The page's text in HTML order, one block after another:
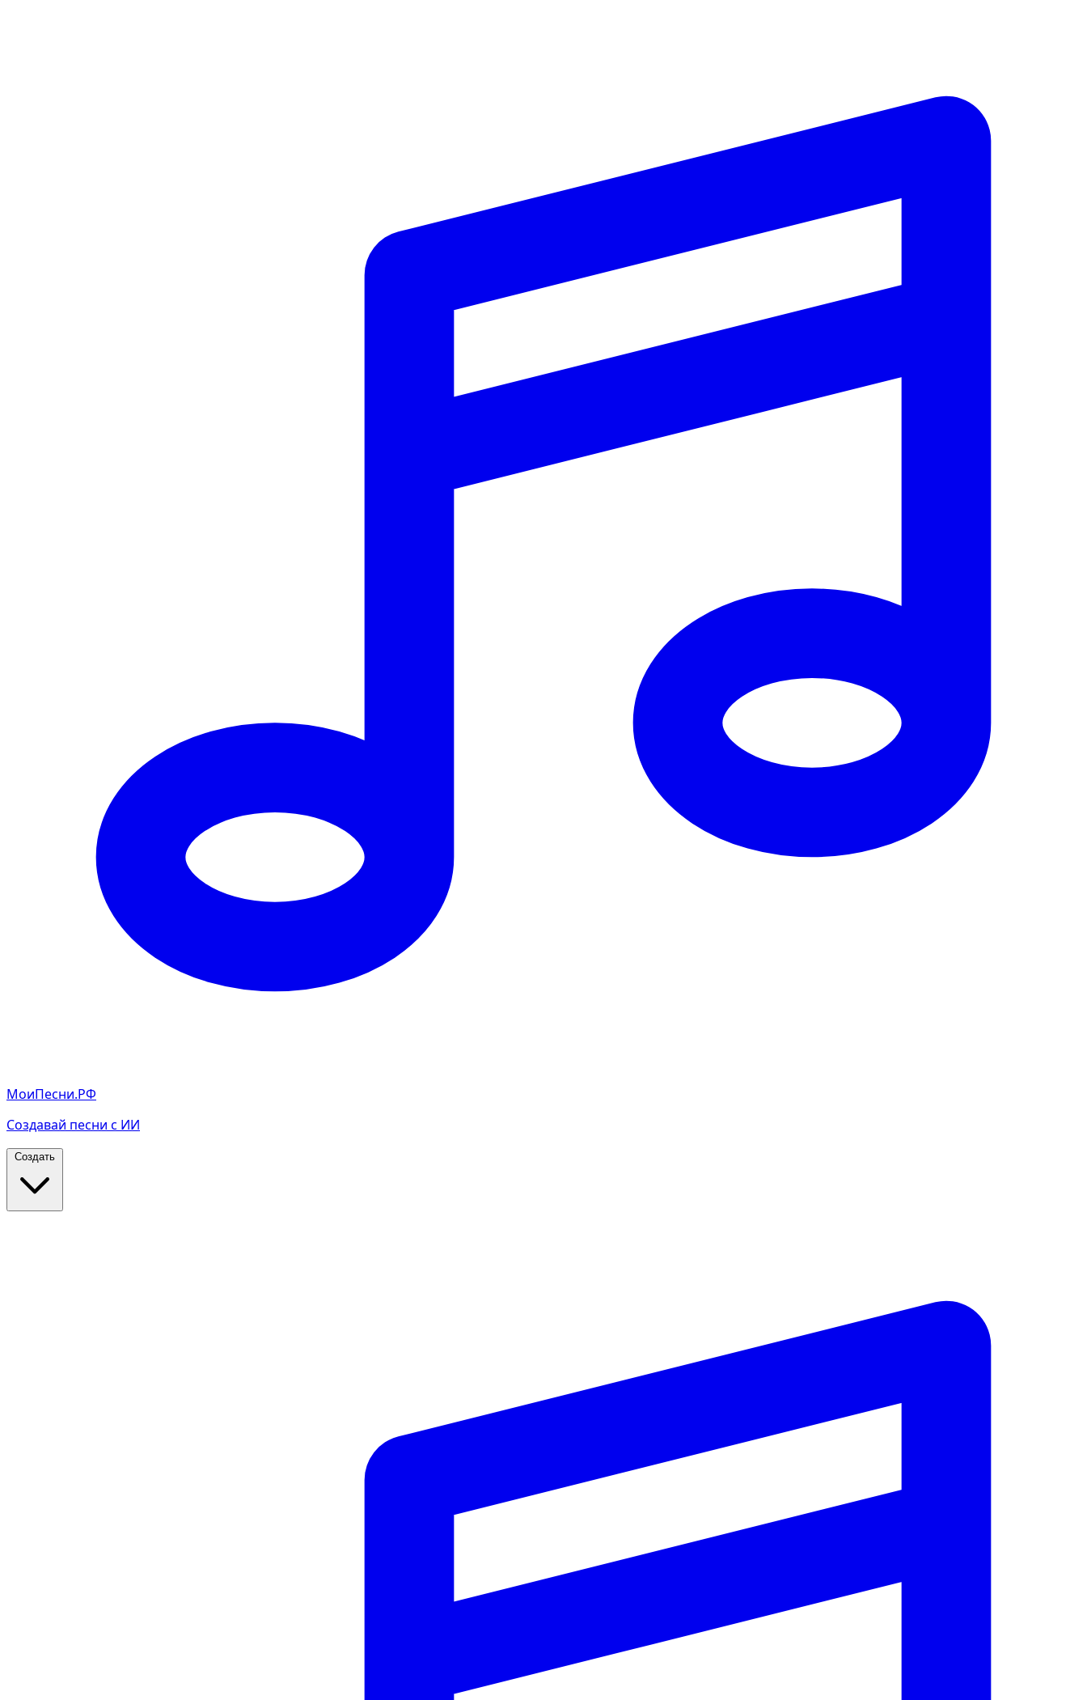
МоиПесни.РФ
Создавай песни с ИИ
Создать